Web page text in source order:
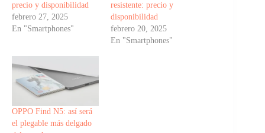
precio y disponibilidad
febrero 27, 2025
En "Smartphones"
resistente: precio y
disponibilidad
febrero 20, 2025
En "Smartphones"
OPPO Find N5: así será
el plegable más delgado